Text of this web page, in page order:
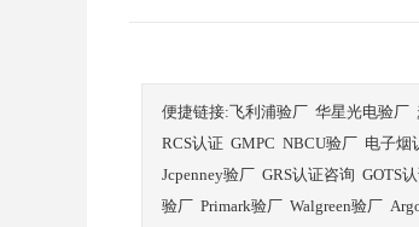
便捷链接:飞利浦验厂 华星光电验厂
RCS认证 GMPC NBCU验厂 电子烟
Jcpenney验厂 GRS认证咨询 GOTS
验厂 Primark验厂 Walgreen验厂